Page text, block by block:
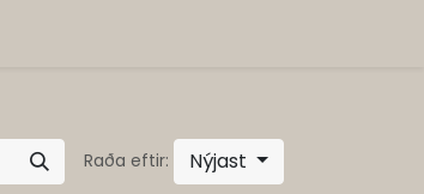
Raða eftir: Nýjast